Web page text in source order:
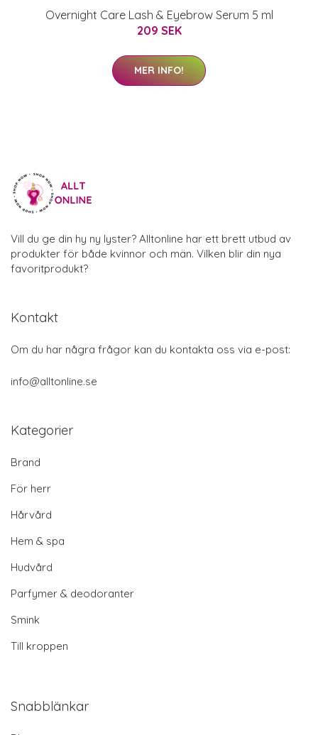
Overnight Care Lash & Eyebrow Serum 5 ml
209 SEK
MER INFO!
Vill du ge din hy ny lyster? Alltonline har ett brett utbud av
produkter för både kvinnor och män. Vilken blir din nya
favoritprodukt?
Kontakt
Om du har några frågor kan du kontakta oss via e-post:
info@alltonline.se
Kategorier
Brand
För herr
Hårvård
Hem & spa
Hudvård
Parfymer & deodoranter
Smink
Till kroppen
Snabblänkar